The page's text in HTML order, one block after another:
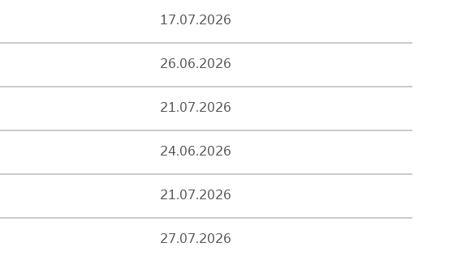
17.07.2026
26.06.2026
21.07.2026
24.06.2026
21.07.2026
27.07.2026